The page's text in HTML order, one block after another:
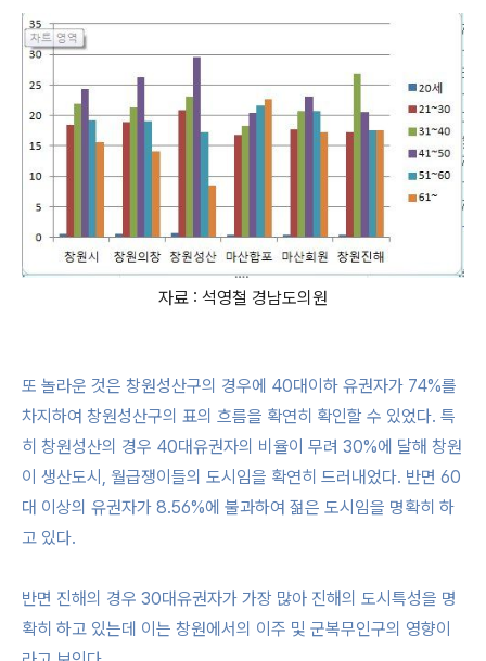
자료 : 석영철 경남도의원
또 놀라운 것은 창원성산구의 경우에 40대이하 유권자가 74%를
차지하여 창원성산구의 표의 흐름을 확연히 확인할 수 있었다. 특
히 창원성산의 경우 40대유권자의 비율이 무려 30%에 달해 창원
이 생산도시, 월급쟁이들의 도시임을 확연히 드러내었다. 반면 60
대 이상의 유권자가 8.56%에 불과하여 젊은 도시임을 명확히 하
고 있다.
반면 진해의 경우 30대유권자가 가장 많아 진해의 도시특성을 명
확히 하고 있는데 이는 창원에서의 이주 및 군복무인구의 영향이